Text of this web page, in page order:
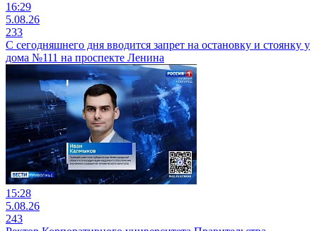
16:29
5.08.26
233
С сегодняшнего дня вводится запрет на остановку и стоянку у
дома №111 на проспекте Ленина
15:28
5.08.26
243